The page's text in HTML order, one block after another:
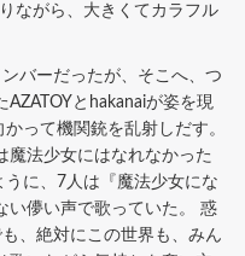
ながら、大きくてカラフル
バーだったが、そこへ、つ
とhakanaiが姿を現
って機関銃を乱射しだす。
魔法少女にはなれなかった
に、7人は『魔法少女にな
い儚い声で歌っていた。 惑
、絶対にこの世界も、みん